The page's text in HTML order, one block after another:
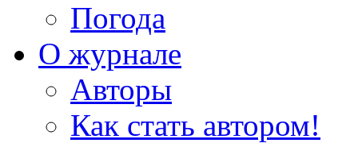
Погода
О журнале
Авторы
Как стать автором!